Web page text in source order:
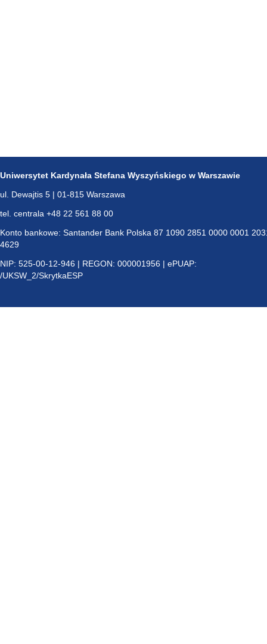
Uniwersytet Kardynała Stefana Wyszyńskiego w Warszawie
ul. Dewajtis 5 | 01-815 Warszawa
tel. centrala +48 22 561 88 00
Konto bankowe: Santander Bank Polska 87 1090 2851 0000 0001
4629
NIP: 525-00-12-946 | REGON: 000001956 | ePUAP:
/UKSW_2/SkrytkaESP